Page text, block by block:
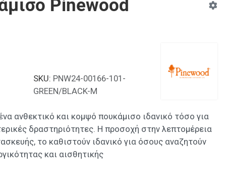
Pinewood
SKU: PNW24-00166-101-
GREEN/BLACK-M
ανθεκτικό και κομψό πουκάμισο ιδανικό τόσο για
δραστηριότητες. Η προσοχή στην λεπτομέρεια
το καθιστούν ιδανικό για όσους αναζητούν
και αισθητικής